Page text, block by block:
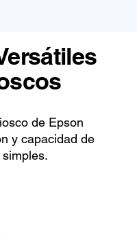
de Epson
y capacidad de